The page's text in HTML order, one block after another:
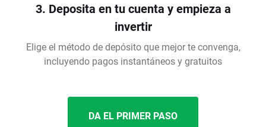
3. Deposita en tu cuenta y empieza a
invertir
Elige el método de depósito que mejor te convenga,
incluyendo pagos instantáneos y gratuitos
DA EL PRIMER PASO